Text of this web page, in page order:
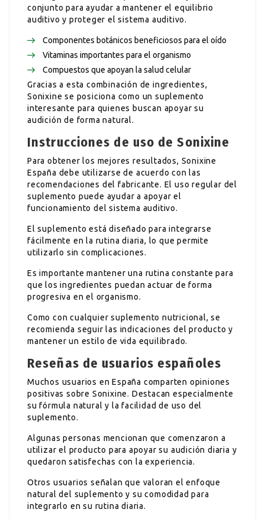
conjunto para ayudar a mantener el equilibrio
auditivo y proteger el sistema auditivo.
Componentes botánicos beneficiosos para el oído
Vitaminas importantes para el organismo
Compuestos que apoyan la salud celular
Gracias a esta combinación de ingredientes,
Sonixine se posiciona como un suplemento
interesante para quienes buscan apoyar su
audición de forma natural.
Instrucciones de uso de Sonixine
Para obtener los mejores resultados, Sonixine
España debe utilizarse de acuerdo con las
recomendaciones del fabricante. El uso regular del
suplemento puede ayudar a apoyar el
funcionamiento del sistema auditivo.
El suplemento está diseñado para integrarse
fácilmente en la rutina diaria, lo que permite
utilizarlo sin complicaciones.
Es importante mantener una rutina constante para
que los ingredientes puedan actuar de forma
progresiva en el organismo.
Como con cualquier suplemento nutricional, se
recomienda seguir las indicaciones del producto y
mantener un estilo de vida equilibrado.
Reseñas de usuarios españoles
Muchos usuarios en España comparten opiniones
positivas sobre Sonixine. Destacan especialmente
su fórmula natural y la facilidad de uso del
suplemento.
Algunas personas mencionan que comenzaron a
utilizar el producto para apoyar su audición diaria y
quedaron satisfechas con la experiencia.
Otros usuarios señalan que valoran el enfoque
natural del suplemento y su comodidad para
integrarlo en su rutina diaria.